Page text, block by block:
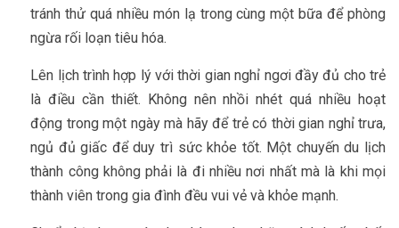
tránh thử quá nhiều món lạ trong cùng một bữa để phòng
ngừa rối loạn tiêu hóa.
Lên lịch trình hợp lý với thời gian nghỉ ngơi đầy đủ cho trẻ
là điều cần thiết. Không nên nhồi nhét quá nhiều hoạt
động trong một ngày mà hãy để trẻ có thời gian nghỉ trưa,
ngủ đủ giấc để duy trì sức khỏe tốt. Một chuyến du lịch
thành công không phải là đi nhiều nơi nhất mà là khi mọi
thành viên trong gia đình đều vui vẻ và khỏe mạnh.